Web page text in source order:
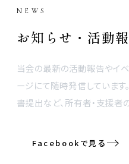
NEWS
お知らせ・活動
当会の最新の活動報告やイ
ージにて随時発信しています
書提出など、所有者・支援者
Facebookで見る